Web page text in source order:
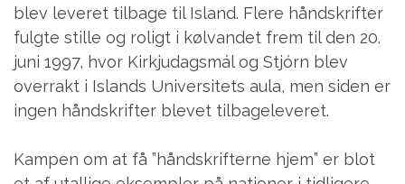
blev leveret tilbage til Island. Flere håndskrifter
fulgte stille og roligt i kølvandet frem til den 20.
juni 1997, hvor Kirkjudagsmál og Stjórn blev
overrakt i Islands Universitets aula, men siden er
ingen håndskrifter blevet tilbageleveret.
Kampen om at få ”håndskrifterne hjem” er blot